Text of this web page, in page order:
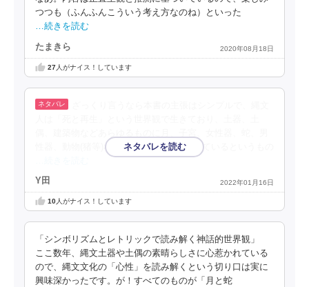
つつも（ふんふんこういう考え方なのね）といった
…続きを読む
たまきら 2020年08月18日
27人がナイス！しています
性器、動物(猪等)などがシンボライズされているというもの
Y田 2022年01月16日
10人がナイス！しています
「シンボリズムとレトリックで読み解く神話的世界観」
ここ数年、縄文土器や土偶の素晴らしさに心惹かれている
ので、縄文文化の「心性」を読み解くという切り口は実に
興味深かったです。が！すべてのものが「月と蛇